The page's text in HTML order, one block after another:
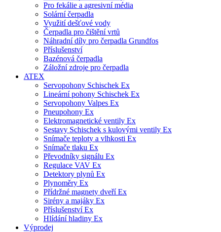
Pro fekálie a agresivní média
Solární čerpadla
Využití dešťové vody
Čerpadla pro čištění vrtů
Náhradní díly pro čerpadla Grundfos
Příslušenství
Bazénová čerpadla
Záložní zdroje pro čerpadla
ATEX
Servopohony Schischek Ex
Lineární pohony Schischek Ex
Servopohony Valpes Ex
Pneupohony Ex
Elektromagnetické ventily Ex
Sestavy Schischek s kulovými ventily Ex
Snímače teploty a vlhkosti Ex
Snímače tlaku Ex
Převodníky signálu Ex
Regulace VAV Ex
Detektory plynů Ex
Plynoměry Ex
Přídržné magnety dveří Ex
Sirény a majáky Ex
Příslušenství Ex
Hlídání hladiny Ex
Výprodej